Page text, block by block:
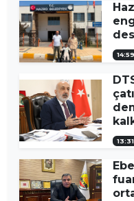
14:59
13:31